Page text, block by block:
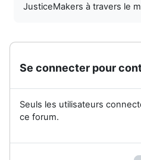
JusticeMakers à travers le
Se connecter pour
Seuls les utilisateurs
ce forum.